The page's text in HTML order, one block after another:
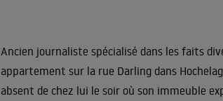
Ancien journaliste spécialisé dans les faits
appartement sur la rue Darling dans
absent de chez lui le soir où son immeuble